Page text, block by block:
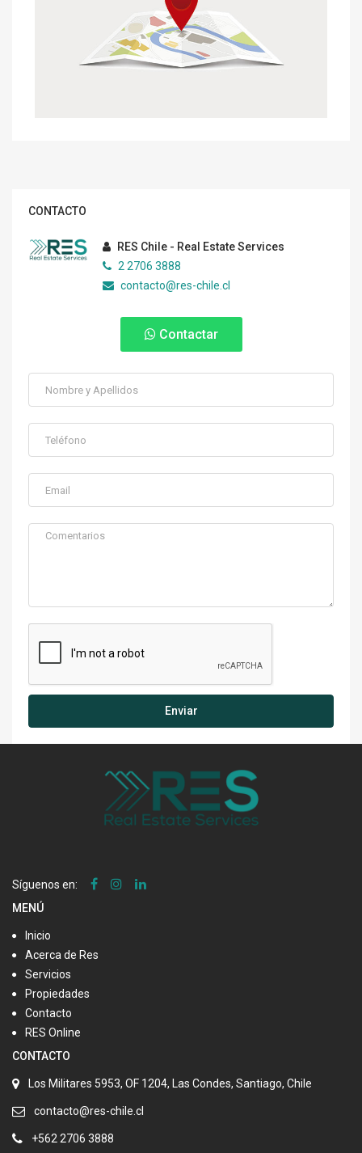
CONTACTO
RES Chile - Real Estate Services
2 2706 3888
contacto@res-chile.cl
Contactar
Enviar
Síguenos en:
MENÚ
Inicio
Acerca de Res
Servicios
Propiedades
Contacto
RES Online
CONTACTO
Los Militares 5953, OF 1204, Las Condes, Santiago, Chile
contacto@res-chile.cl
+562 2706 3888